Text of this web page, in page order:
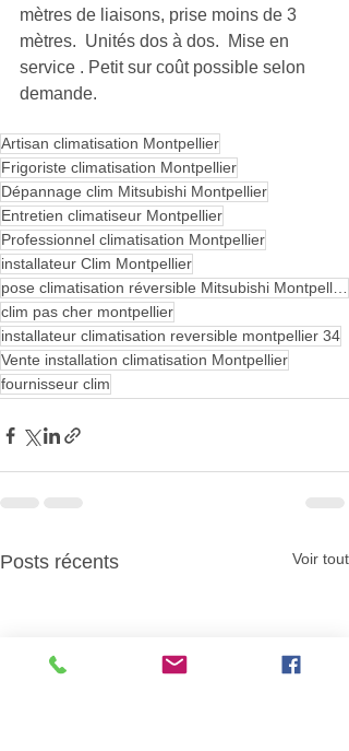
mètres de liaisons, prise moins de 3
mètres.  Unités dos à dos.  Mise en
service . Petit sur coût possible selon
demande.
Artisan climatisation Montpellier
Frigoriste climatisation Montpellier
Dépannage clim Mitsubishi Montpellier
Entretien climatiseur Montpellier
Professionnel climatisation Montpellier
installateur Clim Montpellier
clim pas cher montpellier
installateur climatisation reversible montpellier 34
Vente installation climatisation Montpellier
fournisseur clim
Posts récents Voir tout